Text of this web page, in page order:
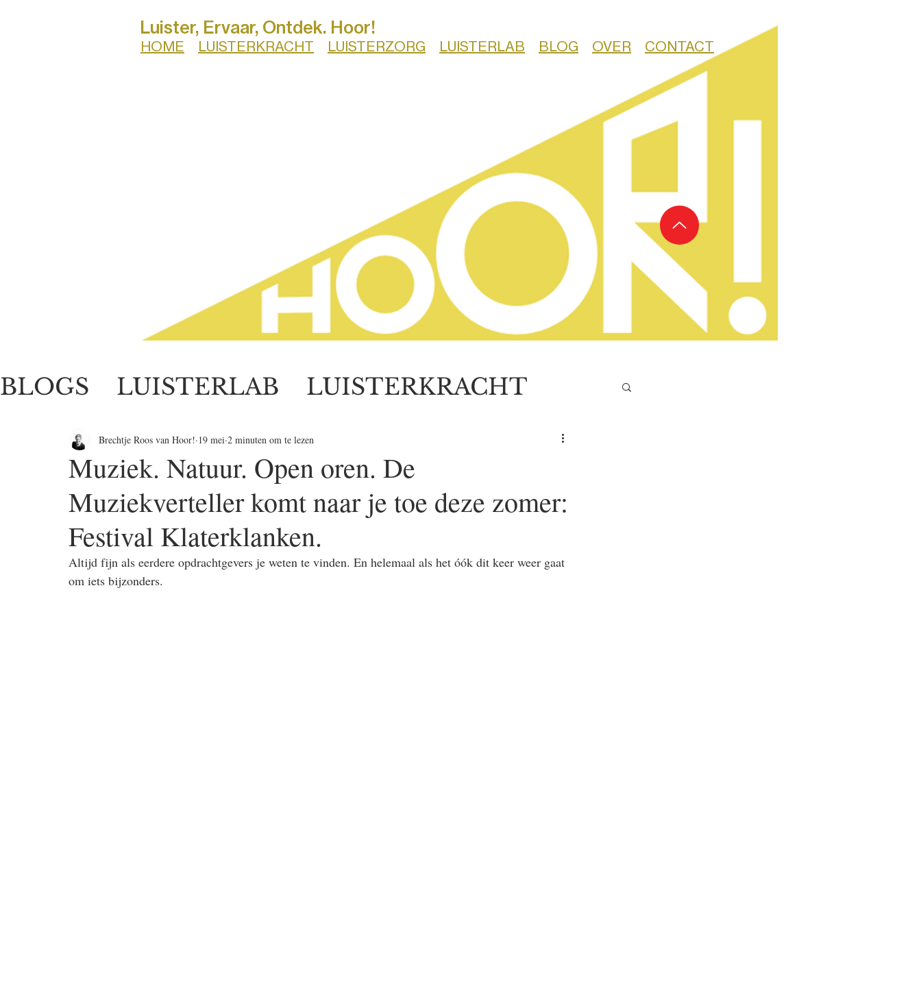
Luister, Ervaar, Ontdek. Hoor!
HOME LUISTERKRACHT LUISTERZORG LUISTERLAB BLOG OVER CONTACT
BLOGS LUISTERLAB
LUISTERKRACHT
LUISTERZORG
Muziek. Natuur. Open oren. De
Muziekverteller komt naar je toe deze zomer:
Festival Klaterklanken.
Brechtje Roos van Hoor! 19 mei 2 minuten om te lezen
Altijd fijn als eerdere opdrachtgevers je weten te vinden. En helemaal als het óók dit keer weer gaat
om iets bijzonders.